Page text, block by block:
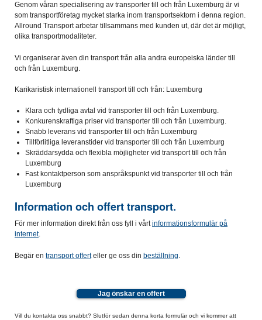
Genom våran specialisering av transporter till och från Luxemburg är vi
som transportföretag mycket starka inom transportsektorn i denna region.
Allround Transport arbetar tillsammans med kunden ut, där det är möjligt,
olika transportmodaliteter.
Vi organiserar även din transport från alla andra europeiska länder till
och från Luxemburg.
Karikaristisk internationell transport till och från: Luxemburg
Klara och tydliga avtal vid transporter till och från Luxemburg.
Konkurenskraftiga priser vid transporter till och från Luxemburg.
Snabb leverans vid transporter till och från Luxemburg
Tillförlitliga leveranstider vid transporter till och från Luxemburg
Skräddarsydda och flexibla möjligheter vid transport till och från
Luxemburg
Fast kontaktperson som anspråkspunkt vid transporter till och från
Luxemburg
Information och offert transport.
För mer information direkt från oss fyll i vårtinformationsformulär på
internet.
Begär en transport offerteller ge oss din beställning
Jag önskar en offert
Vill du kontakta oss snabbt? Slutför sedan denna korta formulär och vi kommer att